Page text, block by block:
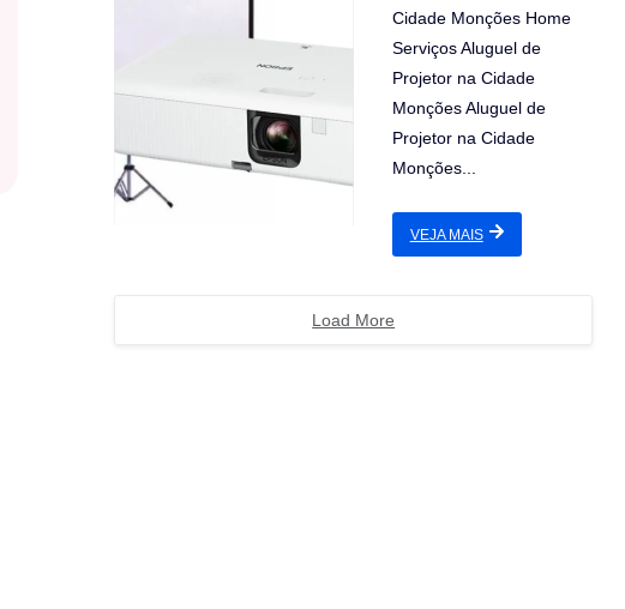
Cidade Monções Home
Serviços Aluguel de
Projetor na Cidade
Monções Aluguel de
Projetor na Cidade
Monções...
VEJA MAIS
Load More